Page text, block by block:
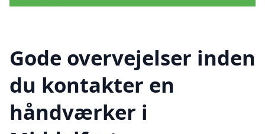
Gode overvejelser inden
du kontakter en
håndværker i